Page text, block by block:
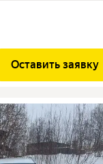
Оставить заявку